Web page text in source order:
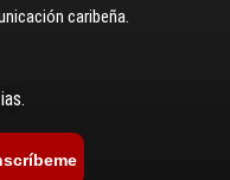
caribeña.